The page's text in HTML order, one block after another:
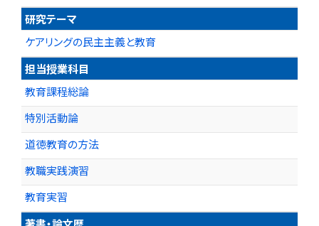
研究テーマ
ケアリングの民主主義と教育
担当授業科目
教育課程総論
特別活動論
道徳教育の方法
教職実践演習
教育実習